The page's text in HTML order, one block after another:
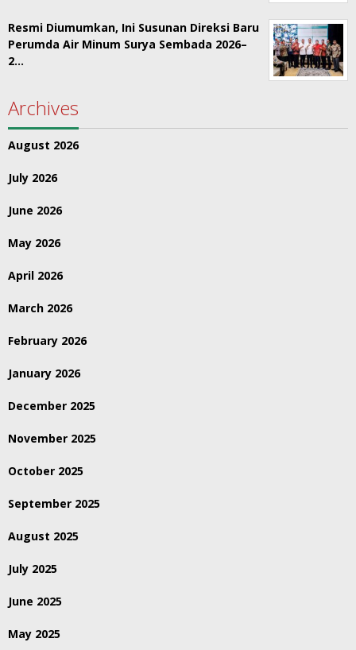
Resmi Diumumkan, Ini Susunan Direksi Baru
Perumda Air Minum Surya Sembada 2026–
2…
Archives
August 2026
July 2026
June 2026
May 2026
April 2026
March 2026
February 2026
January 2026
December 2025
November 2025
October 2025
September 2025
August 2025
July 2025
June 2025
May 2025